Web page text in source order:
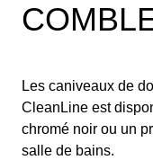
Les caniveaux de
CleanLine est
chromé noir ou un
salle de bains.